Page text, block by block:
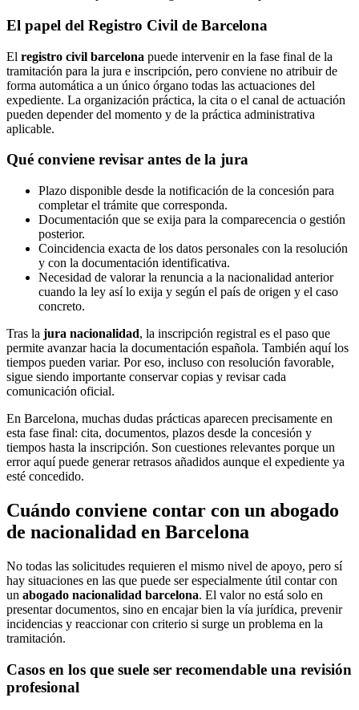
El papel del Registro Civil de Barcelona
El registro civil barcelona puede intervenir en la fase final de la
tramitación para la jura e inscripción, pero conviene no atribuir de
forma automática a un único órgano todas las actuaciones del
expediente. La organización práctica, la cita o el canal de actuación
pueden depender del momento y de la práctica administrativa
aplicable.
Qué conviene revisar antes de la jura
Plazo disponible desde la notificación de la concesión para
completar el trámite que corresponda.
Documentación que se exija para la comparecencia o gestión
posterior.
Coincidencia exacta de los datos personales con la resolución
y con la documentación identificativa.
Necesidad de valorar la renuncia a la nacionalidad anterior
cuando la ley así lo exija y según el país de origen y el caso
concreto.
Tras la jura nacionalidad, la inscripción registral es el paso que
permite avanzar hacia la documentación española. También aquí los
tiempos pueden variar. Por eso, incluso con resolución favorable,
sigue siendo importante conservar copias y revisar cada
comunicación oficial.
En Barcelona, muchas dudas prácticas aparecen precisamente en
esta fase final: cita, documentos, plazos desde la concesión y
tiempos hasta la inscripción. Son cuestiones relevantes porque un
error aquí puede generar retrasos añadidos aunque el expediente ya
esté concedido.
Cuándo conviene contar con un abogado
de nacionalidad en Barcelona
No todas las solicitudes requieren el mismo nivel de apoyo, pero sí
hay situaciones en las que puede ser especialmente útil contar con
un abogado nacionalidad barcelona. El valor no está solo en
presentar documentos, sino en encajar bien la vía jurídica, prevenir
incidencias y reaccionar con criterio si surge un problema en la
tramitación.
Casos en los que suele ser recomendable una revisión
profesional